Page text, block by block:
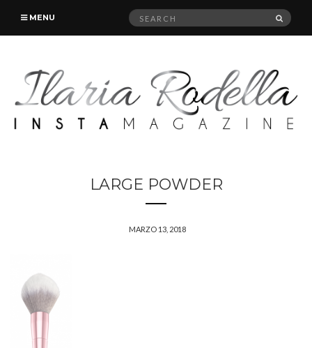
MENU
Search
LARGE POWDER
MARZO 13, 2018